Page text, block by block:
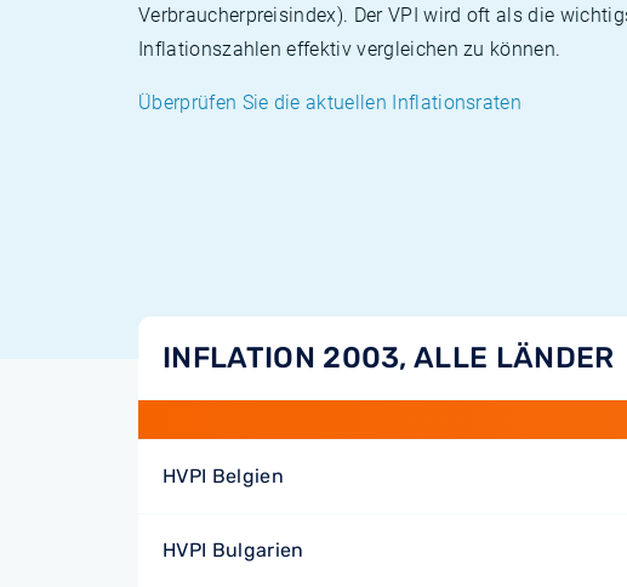
Verbraucherpreisindex). Der VPI wird oft als die
Inflationszahlen effektiv vergleichen zu können.
Überprüfen Sie die aktuellen Inflationsraten
INFLATION 2003, ALLE LÄNDER
HVPI Belgien
HVPI Bulgarien